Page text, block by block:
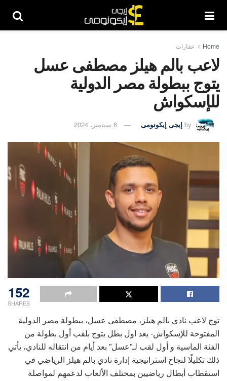
Home عقارات
لاعب بالم هيلز مصطفى عسل
يتوج ببطولة مصر الدولية
للإسكواش
by إيجى إيكونومى 6 سبتمبر، 2024
152
SHARES
توج لاعب نادي بالم هيلز، مصطفى عسل، ببطولة مصر الدولية
المفتوحة للإسكواش- يعد اول بطل يتوج بلقب أول بطولة من
الفئة الماسية و أول لقب لـ”عسل” بعد أيام من انتقاله للنادي، يأتي
ذلك تكليلًا لنجاح استراتيجية إدارة نادي بالم هيلز الرياضي في
استقطاب أبطال رياضيين بمختلف الألعاب لدعمهم لمواصلة